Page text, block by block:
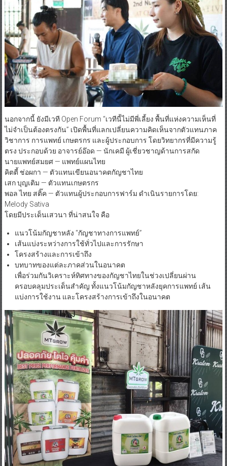
นอกจากนี้ ยังมีเวที Open Forum​ “เวทีนี้ไม่มีพี่เลี้ยง​ พื้นที่แห่งความเห็นที่
ไม่จำเป็นต้องตรงกัน” เปิดพื้นที่แลกเปลี่ยนความคิดเห็นจากตัวแทนภาค
วิชาการ การแพทย์ เกษตรกร และผู้ประกอบการ โดยวิทยากรที่มีความรู้
ตรง ประกอบด้วย​ อาจารย์อ๊อด — นักเคมี ผู้เชี่ยวชาญด้านการสกัด
นายแพทย์สมยศ — แพทย์แผนไทย
คิตตี้ ช่อผกา — ตัวแทนเขียนอนาคตกัญชาไทย
เสก บุญเติม — ตัวแทนเกษตรกร
พอล ไทย สติ๊ค — ตัวแทนผู้ประกอบการฟาร์ม​ ดำเนินรายการโดย:
Melody Sativa
แนวโน้มกัญชาหลัง “กัญชาทางการแพทย์”
เส้นแบ่งระหว่างการใช้ทั่วไปและการรักษา
โครงสร้างและการเข้าถึง
บทบาทของแต่ละภาคส่วนในอนาคต
เพื่อร่วมกันวิเคราะห์ทิศทางของกัญชาไทยในช่วงเปลี่ยนผ่าน
ครอบคลุมประเด็นสำคัญ ทั้งแนวโน้มกัญชาหลังยุคการแพทย์ เส้น